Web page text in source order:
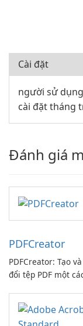
Cài đặt
người sử
cài đặt tháng
Đánh giá
PDFCreator
PDFCreator: Tạo
đổi tệp PDF một